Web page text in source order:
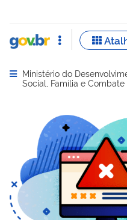
Abrir menu principal de
Ministério do
Social, Família e Combate